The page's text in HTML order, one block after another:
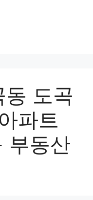
도곡
파트
부동산